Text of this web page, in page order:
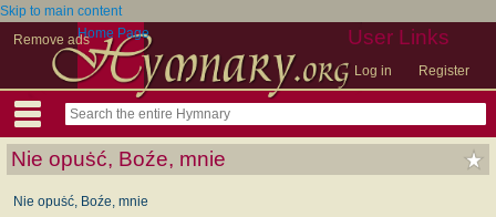
Skip to main content
Remove ads
User Links
Log in Register
Home Page
Nie opuṡć, Boźe, mnie
Nie opuṡć, Boźe, mnie